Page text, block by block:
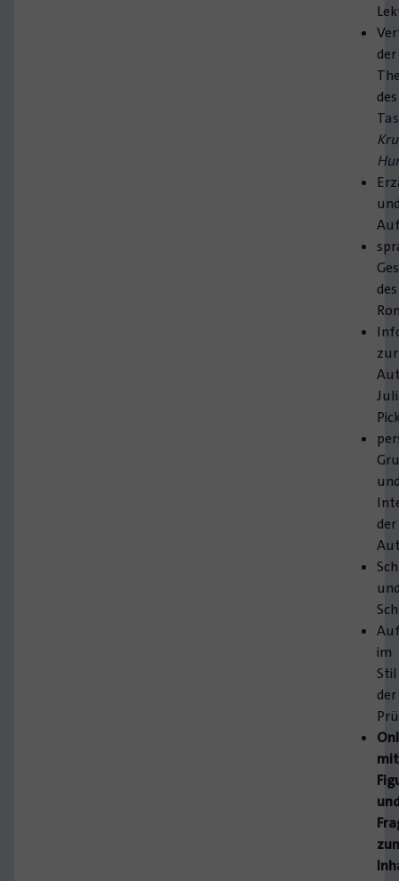
der
des
des
zur
der
im
Stil
der
mit